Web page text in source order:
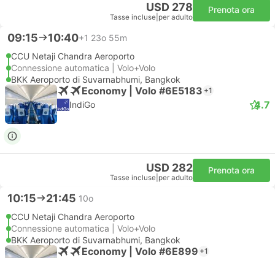
USD 278
Tasse incluse per adulto
Prenota ora
09:15 10:40+1 23o 55m
CCU Netaji Chandra Aeroporto
Connessione automatica | Volo+Volo
BKK Aeroporto di Suvarnabhumi, Bangkok
Economy | Volo #6E5183 +1
IndiGo 4.7
USD 282
Tasse incluse per adulto
Prenota ora
10:15 21:45 10o
CCU Netaji Chandra Aeroporto
Connessione automatica | Volo+Volo
BKK Aeroporto di Suvarnabhumi, Bangkok
Economy | Volo #6E899 +1